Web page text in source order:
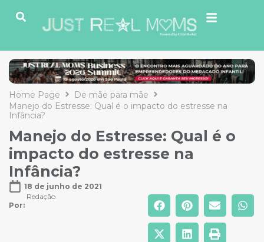
Home Page
De mãe para mãe
Manejo do Estresse: Qual é o impacto do estresse na
Infância?
Manejo do Estresse: Qual é o
impacto do estresse na
Infância?
18 de junho de 2021
Por:
Redação